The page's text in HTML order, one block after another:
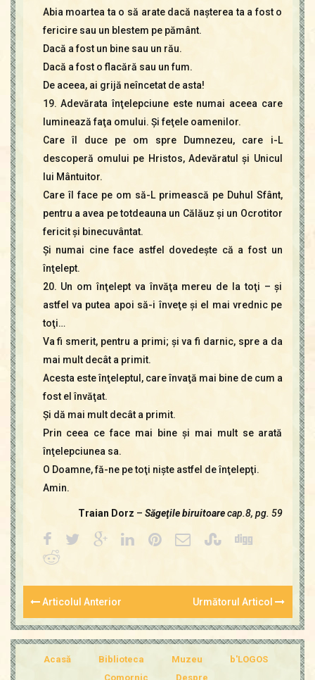
Abia moartea ta o să arate dacă naşterea ta a fost o
fericire sau un blestem pe pământ.
Dacă a fost un bine sau un rău.
Dacă a fost o flacără sau un fum.
De aceea, ai grijă neîncetat de asta!
19. Adevărata înţelepciune este numai aceea care
luminează faţa omului. Şi feţele oamenilor.
Care îl duce pe om spre Dumnezeu, care i-L
descoperă omului pe Hristos, Adevăratul şi Unicul
lui Mântuitor.
Care îl face pe om să-L primească pe Duhul Sfânt,
pentru a avea pe totdeauna un Călăuz şi un Ocrotitor
fericit şi binecuvântat.
Şi numai cine face astfel dovedeşte că a fost un
înţelept.
20. Un om înţelept va învăţa mereu de la toţi – şi
astfel va putea apoi să-i înveţe şi el mai vrednic pe
toţi…
Va fi smerit, pentru a primi; şi va fi darnic, spre a da
mai mult decât a primit.
Acesta este înţeleptul, care învaţă mai bine de cum a
fost el învăţat.
Şi dă mai mult decât a primit.
Prin ceea ce face mai bine şi mai mult se arată
înţelepciunea sa.
O Doamne, fă-ne pe toţi nişte astfel de înţelepţi.
Amin.
Traian Dorz – Săgeţile biruitoarecap.8, pg. 59
Articolul Anterior Următorul Articol
Acasă Biblioteca Muzeu
b'LOGOS
Comornic
Despre